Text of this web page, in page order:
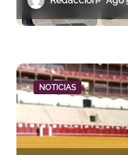
a
a
s
NOTICIAS